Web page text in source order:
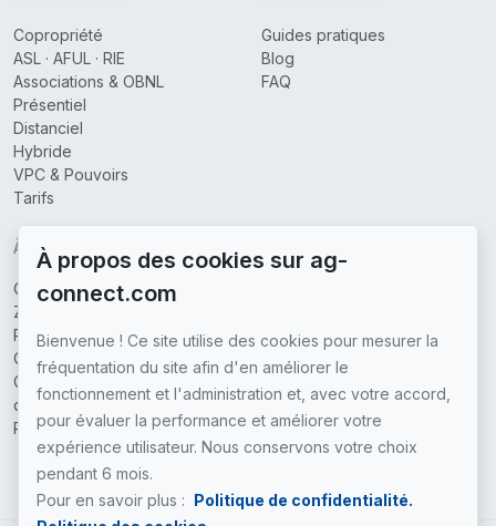
Copropriété
ASL · AFUL · RIE
Associations & OBNL
Présentiel
Distanciel
Hybride
VPC & Pouvoirs
Tarifs
Guides pratiques
Blog
FAQ
À PROPOS
Qui sommes-nous
Zones couvertes
Partenaires
Contactez-nous
Conditions générales
d'utilisation
Politique de confidentialité
À propos des cookies sur ag-
connect.com
Bienvenue ! Ce site utilise des cookies pour mesurer la
fréquentation du site afin d'en améliorer le
fonctionnement et l'administration et, avec votre accord,
pour évaluer la performance et améliorer votre
expérience utilisateur. Nous conservons votre choix
pendant 6 mois.
Pour en savoir plus : Politique de confidentialité.